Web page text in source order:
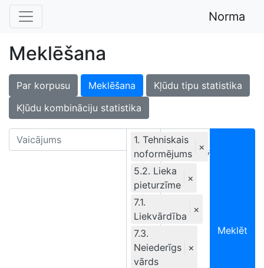
Norma
Meklēšana
Par korpusu Meklēšana
Kļūdu tipu statistika
Kļūdu kombināciju statistika
1. Tehniskais
noformējums
×
5.2. Lieka
pieturzīme
×
7.1.
Liekvārdība
×
7.3.
Neiederīgs
vārds
×
Ekskluzīvi
Meklēt